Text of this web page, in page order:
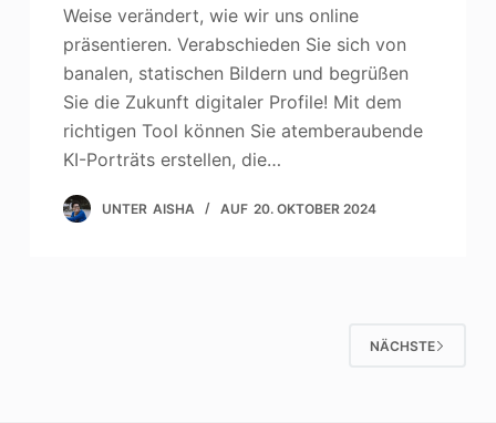
Weise verändert, wie wir uns online
präsentieren. Verabschieden Sie sich von
banalen, statischen Bildern und begrüßen
Sie die Zukunft digitaler Profile! Mit dem
richtigen Tool können Sie atemberaubende
KI-Porträts erstellen, die…
UNTER AISHA AUF 20. OKTOBER 2024
NÄCHSTE